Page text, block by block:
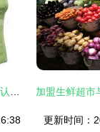
更新时间：